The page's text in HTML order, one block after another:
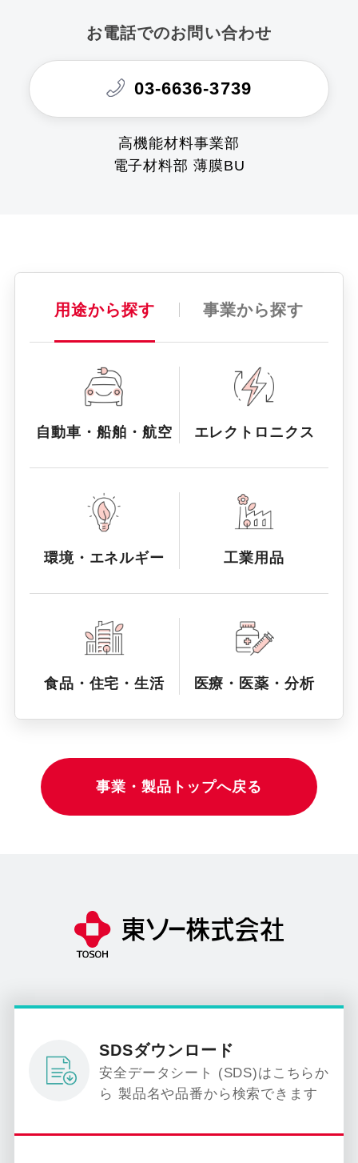
お電話でのお問い合わせ
03-6636-3739
高機能材料事業部
電子材料部 薄膜BU
用途から探す 事業から探す
自動車・船舶・航空 エレクトロニクス
環境・エネルギー 工業用品
食品・住宅・生活 医療・医薬・分析
事業・製品トップへ戻る
SDSダウンロード
安全データシート (SDS)はこちらか
ら 製品名や品番から検索できます